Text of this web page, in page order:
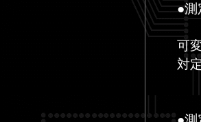
●測
可
対